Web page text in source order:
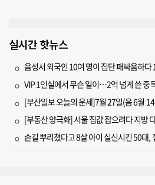
실시간 핫뉴스
음성서 외국인 10여 명이 집단 패싸움하다
VIP 1인실에서 무슨 일이…2억 넘게 쓴 중
[부산일보 오늘의 운세]7월 27일(음 6월
[부동산 양극화] 서울 집값 잡으려다 지방
손길 뿌리쳤다고 8살 아이 실신시킨 50대,